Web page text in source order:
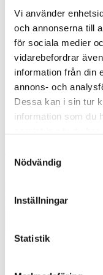
Vi använder
och annonserna till
för sociala medier
vidarebefordrar
information från din
annons- och
Dessa kan i sin tur
information som du
Nödvändig
Inställningar
Statistik
Yoghurt Risboll 100g
Pris:37 kr
37 kr